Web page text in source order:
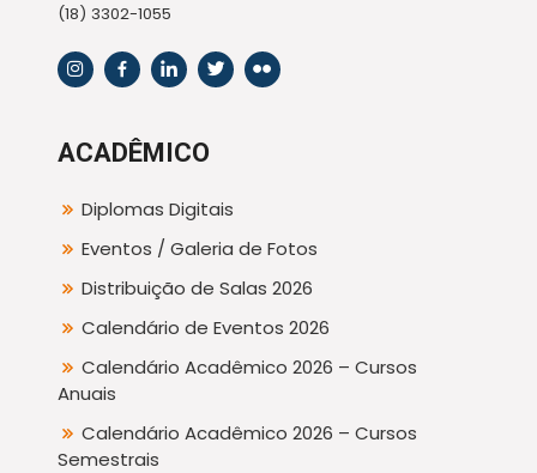
(18) 3302-1055
ACADÊMICO
Diplomas Digitais
Eventos / Galeria de Fotos
Distribuição de Salas 2026
Calendário de Eventos 2026
Calendário Acadêmico 2026 – Cursos
Anuais
Calendário Acadêmico 2026 – Cursos
Semestrais